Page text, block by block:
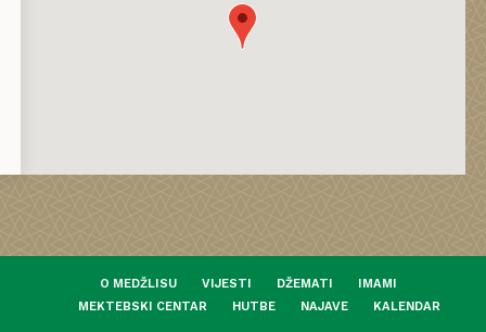
O MEDŽLISU VIJESTI DŽEMATI
IMAMI
MEKTEBSKI CENTAR
HUTBE NAJAVE KALENDAR